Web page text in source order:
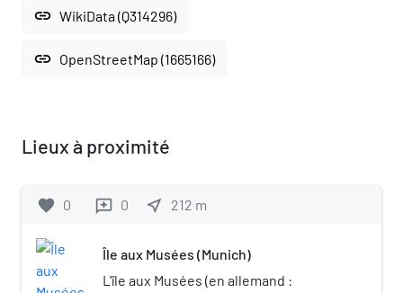
link WikiData (Q314296)
link OpenStreetMap (1665166)
Lieux à proximité
favorite 0 reviews 0 near_me 212 m
Île aux Musées (Munich)
L'île aux Musées (en allemand :